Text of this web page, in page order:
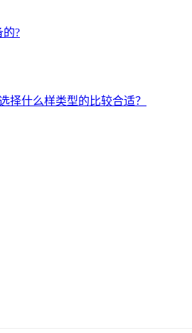
的?
择什么样类型的比较合适？